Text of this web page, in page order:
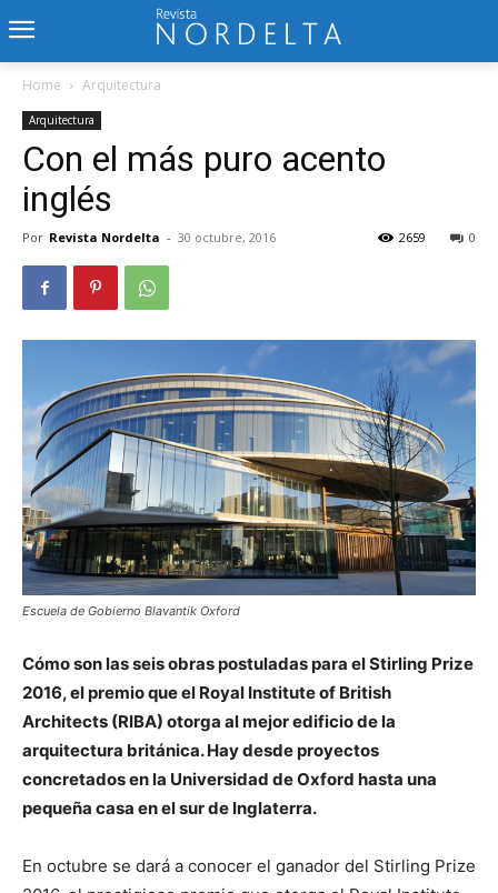
Home Arquitectura
Arquitectura
Con el más puro acento
inglés
Por Revista Nordelta - 30 octubre, 2016 0
2659
Escuela de Gobierno Blavantik Oxford
Cómo son las seis obras postuladas para el Stirling Prize
2016, el premio que el Royal Institute of British
Architects (RIBA) otorga al mejor edificio de la
arquitectura británica. Hay desde proyectos
concretados en la Universidad de Oxford hasta una
pequeña casa en el sur de Inglaterra.
En octubre se dará a conocer el ganador del Stirling Prize